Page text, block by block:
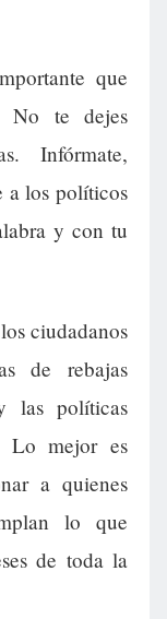
que
No te dejes
Infórmate,
a los políticos
y con tu
ciudadanos
de rebajas
las políticas
Lo mejor es
a quienes
lo que
de toda la